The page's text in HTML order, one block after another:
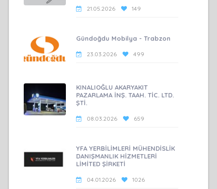
21.05.2026 149
Gündoğdu Mobilya - Trabzon
23.03.2026 499
KINALIOĞLU AKARYAKIT
PAZARLAMA İNŞ. TAAH. TİC. LTD.
ŞTİ.
08.03.2026 659
YFA YERBİLİMLERİ MÜHENDİSLİK
DANIŞMANLIK HİZMETLERİ
LİMİTED ŞİRKETİ
04.01.2026 1026